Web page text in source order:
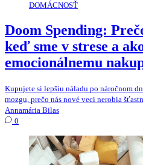
DOMÁCNOSŤ
Doom Spending:
keď sme v strese a
emocionálnemu
Kupujete si lepšiu náladu po náročnom
mozgu, prečo nás nové veci nerobia
Annamária Bilas
0